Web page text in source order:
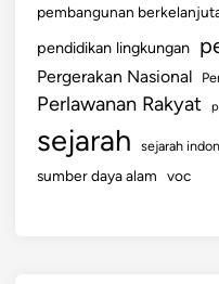
pembangunan
pendidikan lingkungan
Pergerakan Nasional
Perlawanan Rakyat
sejarah sejarah
sumber daya alam voc